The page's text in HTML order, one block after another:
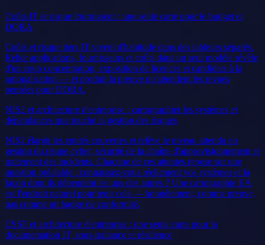
Coûts IT et risque fournisseur : une seule carte pour le budget et
DORA
Coûts et risque tiers IT vivent d'habitude dans des tableurs séparés.
Relier applications, fournisseurs et coûts dans un seul modèle révèle
d'un coup concentration, exposition de licences et candidats à la
rationalisation — et produit la preuve qu'attendent les revues
pensées pour DORA.
NIS2 et architecture d'entreprise : cartographier les systèmes et
dépendances que touche la gestion des risques
NIS2 élargit les entités couvertes et relève le niveau attendu en
gestion du risque cyber, sécurité de la chaîne d'approvisionnement et
traitement des incidents. Chacune de ces attentes repose sur une
question préalable : connaissez-vous réellement vos systèmes et la
façon dont ils dépendent les uns des autres ? Une cartographie EA
est l'endroit naturel pour tenir cela — honnêtement, comme preuve,
pas comme un badge de conformité.
CSSF et architecture d'entreprise : une seule carte pour la
documentation IT, sous-traitance et résilience